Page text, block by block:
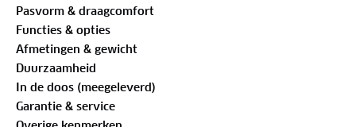
De fietsbroek is voorzien van een Comfort Elastic
zitkussen, een sportief allround zitkussen voor een
aangenaam zitcomfort welke ergonomisch
voorgevormd is (12 mm sterkte en ultra hoge
dichtheid van 80 kg/m3). De zeem is elastisch en
flexibel, aangenaam ademend en sneldrogend,
Pasvorm & draagcomfort
Functies & opties
Afmetingen & gewicht
Duurzaamheid
In de doos (meegeleverd)
Garantie & service